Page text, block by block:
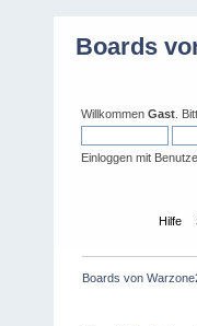
Boards
Willkommen Gast .
Einloggen mit
Hilfe
Boards von